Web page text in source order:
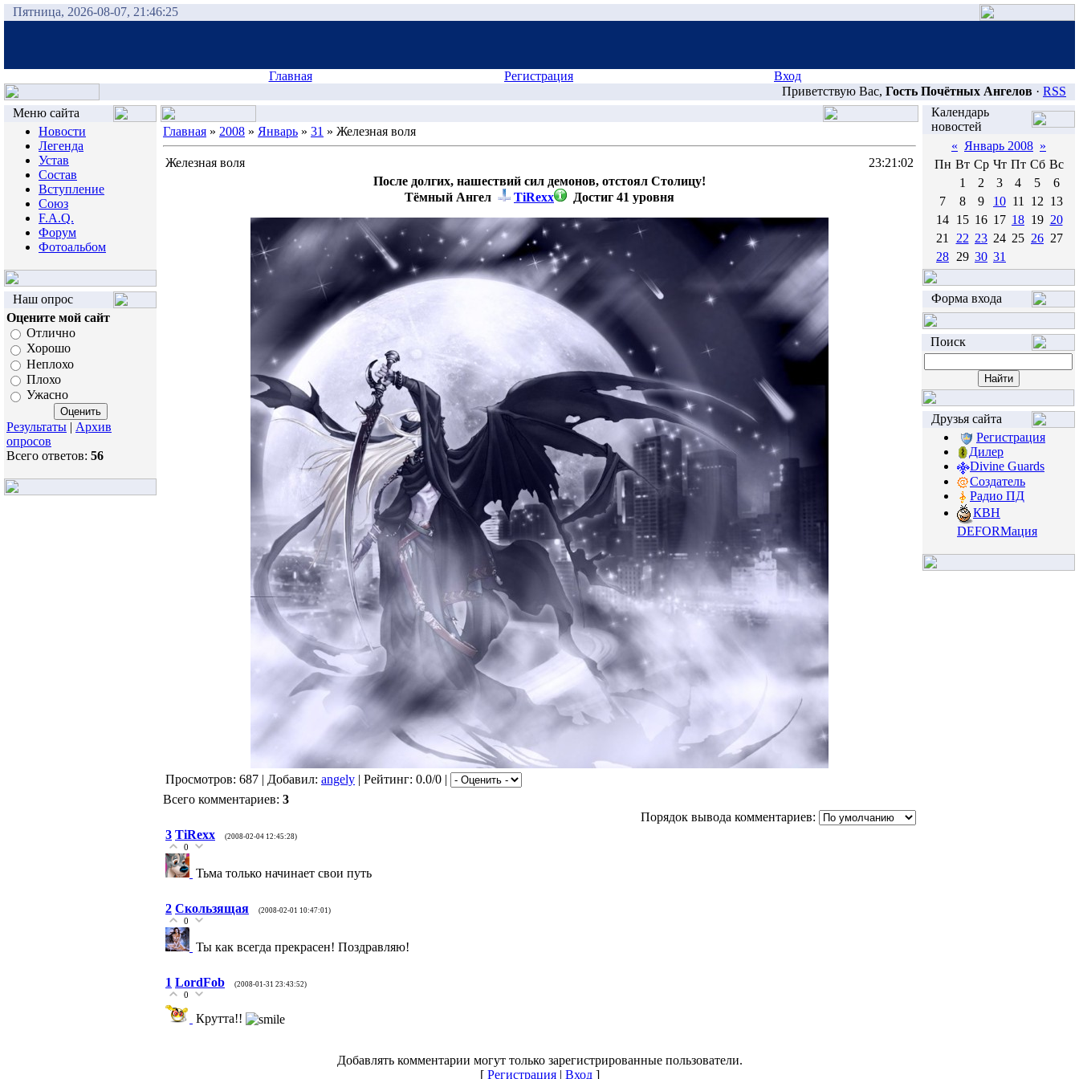
Пятница, 2026-08-07, 21:46:25
Главная Регистрация
Вход
Приветствую Вас, Гость Почётных Ангелов · RSS
Меню сайта
Новости
Легенда
Устав
Состав
Вступление
Союз
F.A.Q.
Форум
Фотоальбом
Наш опрос
Оцените мой сайт
Отлично
Хорошо
Неплохо
Плохо
Ужасно
Результаты | Архив
опросов
Всего ответов: 56
Главная » 2008 » Январь » 31 » Железная воля
Железная воля
23:21:02
После долгих, нашествий сил демонов, отстоял Столицу!
Тёмный Ангел
TiRexx Достиг 41 уровня
Просмотров: 687 | Добавил: angely | Рейтинг: 0.0/0 |
Всего комментариев: 3
Порядок вывода комментариев:
3 TiRexx (2008-02-04 12:45:28)
0
Тьма только начинает свои путь
2 Скользящая (2008-02-01 10:47:01)
0
Ты как всегда прекрасен! Поздравляю!
1 LordFob (2008-01-31 23:43:52)
0
Крутта!!
Добавлять комментарии могут только зарегистрированные пользователи.
[ Регистрация| Вход]
Календарь
новостей
« Январь 2008 »
Пн Вт Ср Чт Пт Сб Вс
1
2 3 4 5
6
7
8 9 10 11 12 13
14 15 16 17 18 19 20
21
22 23 24 25 26 27
28 29 30 31
Форма входа
Поиск
Друзья сайта
Регистрация
Дилер
Divine Guards
Создатель
Радио ПД
КВН
DEFORМация